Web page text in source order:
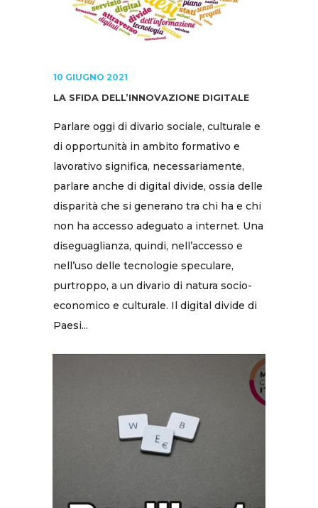
10 GIUGNO 2021
LA SFIDA DELL’INNOVAZIONE DIGITALE
Parlare oggi di divario sociale, culturale e
di opportunità in ambito formativo e
lavorativo significa, necessariamente,
parlare anche di digital divide, ossia delle
disparità che si generano tra chi ha e chi
non ha accesso adeguato a internet. Una
diseguaglianza, quindi, nell’accesso e
nell’uso delle tecnologie speculare,
purtroppo, a un divario di natura socio-
economico e culturale. Il digital divide di
Paesi...